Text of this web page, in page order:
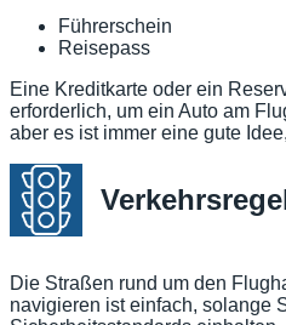
Führerschein
Reisepass
Eine Kreditkarte oder ein
erforderlich, um ein Auto am
aber es ist immer eine gute
Die Straßen rund um den
navigieren ist einfach, solange